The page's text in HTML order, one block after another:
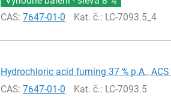
CAS:7647-01-0 Kat. č.: LC-7093.5_4
Hydrochloric acid fuming 37 % p.A.,
CAS:7647-01-0 Kat. č.: LC-7093.5